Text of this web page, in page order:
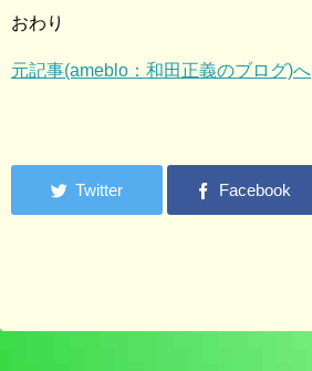
おわり
元記事(ameblo：和田正義のブログ)へ